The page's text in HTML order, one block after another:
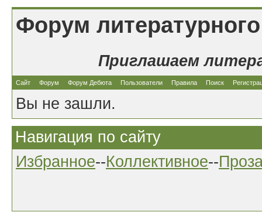
Форум
Приглашаем
Сайт Форум Форум Дебюта Пользователи Правила Поиск
Вы не зашли.
Навигация по сайту
Избранное--Коллективное--